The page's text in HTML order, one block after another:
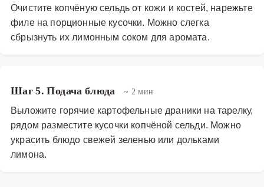
Очистите копчёную сельдь от кожи и костей, нарежьте
филе на порционные кусочки. Можно слегка
сбрызнуть их лимонным соком для аромата.
Шаг 5. Подача блюда ~ 2 мин
Выложите горячие картофельные драники на тарелку,
рядом разместите кусочки копчёной сельди. Можно
украсить блюдо свежей зеленью или дольками
лимона.